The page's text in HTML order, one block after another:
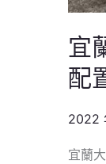
宜
配
2022
宜蘭
間
靈
活
配